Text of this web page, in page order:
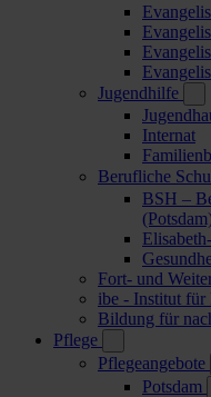
Jugendhilfe
Internat
Berufliche
BSH –
Fort- und
ibe - Institut
Bildung für
Pflege
Pflegeangebote
Potsdam